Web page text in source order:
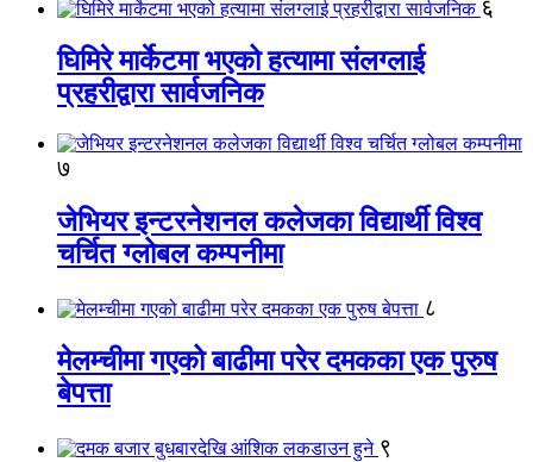
६
घिमिरे मार्केटमा भएको हत्यामा संलग्लाई
प्रहरीद्वारा सार्वजनिक
७
जेभियर इन्टरनेशनल कलेजका विद्यार्थी विश्व
चर्चित ग्लोबल कम्पनीमा
८
मेलम्चीमा गएको बाढीमा परेर दमकका एक पुरुष
बेपत्ता
९